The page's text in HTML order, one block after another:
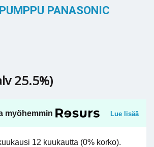
PANASONIC
25.5%)
myöhemmin Lue lisää
12 kuukautta (0% korko).